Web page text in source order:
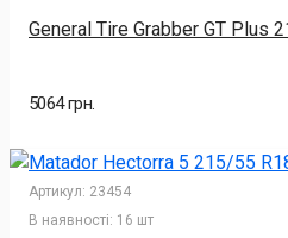
General Tire Grabber GT Plus
5064 грн.
Артикул: 23454
В наявності: 16 шт